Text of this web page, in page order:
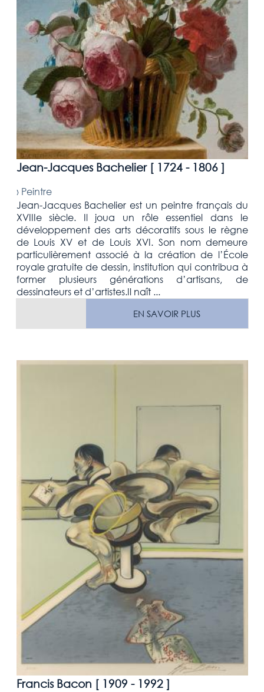
Jean-Jacques Bachelier [ 1724 - 1806]
› Peintre
Jean-Jacques Bachelier est un peintre français du
XVIIIe siècle. Il joua un rôle essentiel dans le
développement des arts décoratifs sous le règne
de Louis XV et de Louis XVI. Son nom demeure
particulièrement associé à la création de l’École
royale gratuite de dessin, institution qui contribua à
former plusieurs générations d’artisans, de
dessinateurs et d’artistes.Il naît ...
EN SAVOIR PLUS
Francis Bacon [ 1909 - 1992]